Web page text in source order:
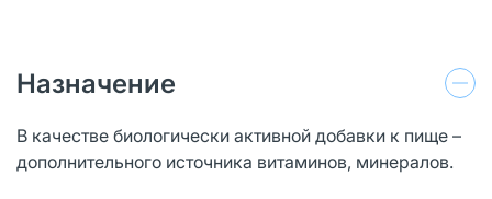
Назначение
В качестве биологически активной добавки к пище –
дополнительного источника витаминов, минералов.